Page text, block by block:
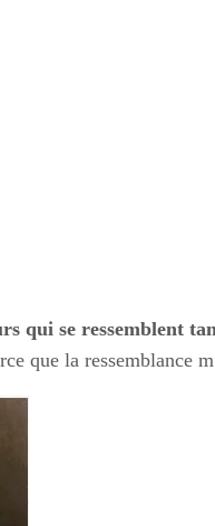
qui se ressemblent
que la ressemblance